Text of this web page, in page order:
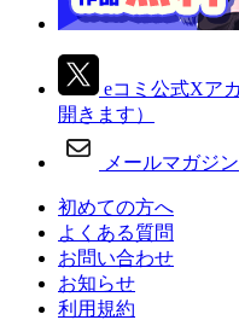
eコミ公式Xア
開きます）
メールマガジン
初めての方へ
よくある質問
お問い合わせ
お知らせ
利用規約